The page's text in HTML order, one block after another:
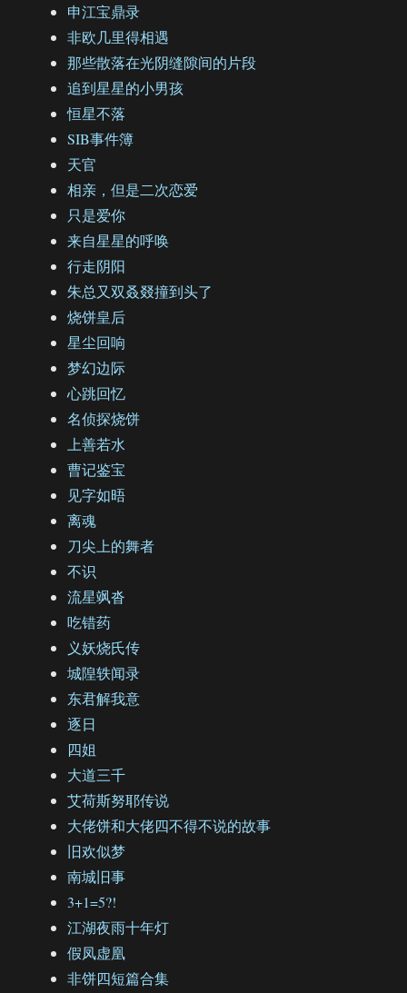
申江宝鼎录
非欧几里得相遇
那些散落在光阴缝隙间的片段
追到星星的小男孩
恒星不落
SIB事件簿
天官
相亲，但是二次恋爱
只是爱你
来自星星的呼唤
行走阴阳
朱总又双叒叕撞到头了
烧饼皇后
星尘回响
梦幻边际
心跳回忆
名侦探烧饼
上善若水
曹记鉴宝
见字如晤
离魂
刀尖上的舞者
不识
流星飒沓
吃错药
义妖烧氏传
城隍轶闻录
东君解我意
逐日
四姐
大道三千
艾荷斯努耶传说
大佬饼和大佬四不得不说的故事
旧欢似梦
南城旧事
3+1=5?!
江湖夜雨十年灯
假凤虚凰
非饼四短篇合集